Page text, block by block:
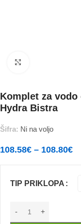
Komplet za
Hydra Bistra
Šifra: Ni na voljo
108.58€ – 108.80€
TIP PRIKLOPA